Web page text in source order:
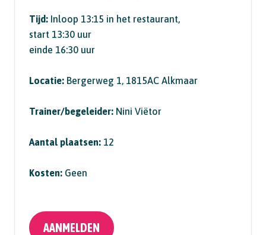
Tijd: Inloop 13:15 in het restaurant,
start 13:30 uur
einde 16:30 uur
Locatie: Bergerweg 1, 1815AC Alkmaar
Trainer/begeleider: Nini Viëtor
Aantal plaatsen: 12
Kosten: Geen
AANMELDEN